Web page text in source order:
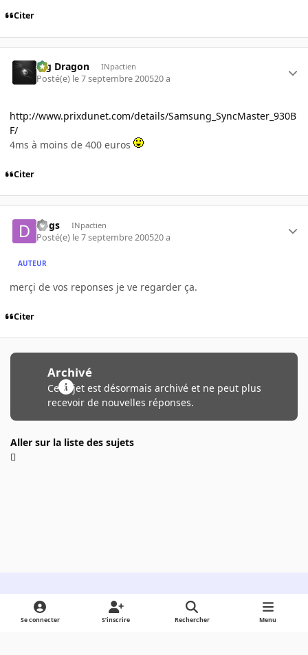
Citer
Big Dragon INpactien
Posté(e) le 7 septembre 200520 a
http://www.prixdunet.com/details/Samsung_SyncMaster_930B
F/
4ms à moins de 400 euros
Citer
dogs INpactien
Posté(e) le 7 septembre 200520 a
AUTEUR
merçi de vos reponses je ve regarder ça.
Citer
Archivé
Ce sujet est désormais archivé et ne peut plus
recevoir de nouvelles réponses.
Aller sur la liste des sujets
Light ModeDark ModeSystem Preference
Se connecter S’inscrire Rechercher Menu